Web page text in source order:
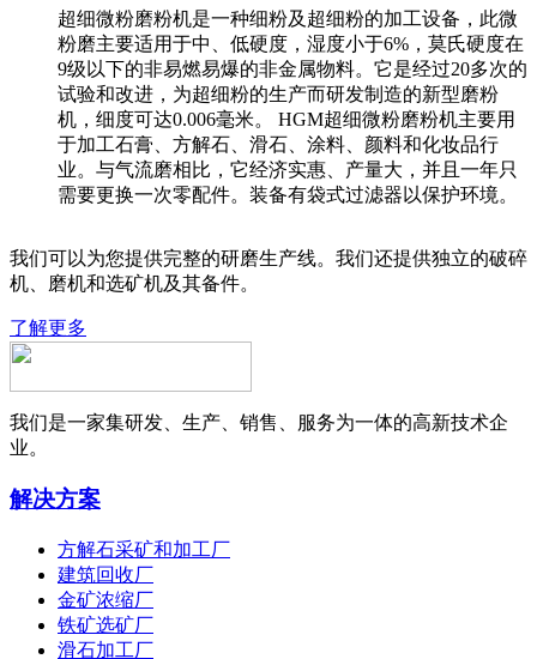
超细微粉磨粉机是一种细粉及超细粉的加工设备，此微
粉磨主要适用于中、低硬度，湿度小于6%，莫氏硬度在
9级以下的非易燃易爆的非金属物料。它是经过20多次的
试验和改进，为超细粉的生产而研发制造的新型磨粉
机，细度可达0.006毫米。 HGM超细微粉磨粉机主要用
于加工石膏、方解石、滑石、涂料、颜料和化妆品行
业。与气流磨相比，它经济实惠、产量大，并且一年只
需要更换一次零配件。装备有袋式过滤器以保护环境。
我们可以为您提供完整的研磨生产线。我们还提供独立的破碎
机、磨机和选矿机及其备件。
了解更多
我们是一家集研发、生产、销售、服务为一体的高新技术企
业。
解决方案
方解石采矿和加工厂
建筑回收厂
金矿浓缩厂
铁矿选矿厂
滑石加工厂